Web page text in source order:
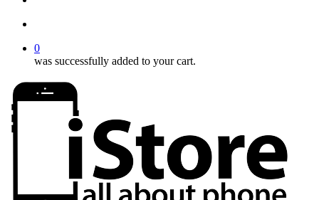
0
was successfully added to your cart.